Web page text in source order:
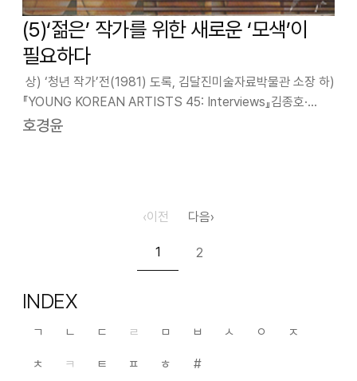
(5)‘젊은’ 작가를 위한 새로운 ‘모색’이
필요하다
상) ‘청년 작가’전(1981) 도록, 김달진미술자료박물관 소장 하)
『YOUNG KOREAN ARTISTS 45: Interviews』김종호·
류한승 지음, (다빈치기프트, 2006) 최근 주목할 만한 젊은
호경윤
‹이전
1 2
다음›
INDEX
ㄱ ㄴ ㄷ ㄹ ㅁ ㅂ ㅅ ㅇ ㅈ
ㅊ ㅋ ㅌ ㅍ ㅎ #